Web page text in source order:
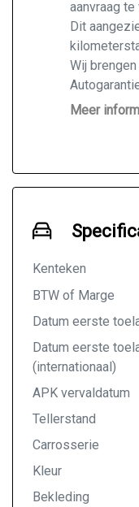
aanvraag te
Dit
Wij
Vraag ons
Meer
Kenteken
BTW of Marge
Datum eerste
Datum eerste
(internationaal)
APK vervaldatum
Tellerstand
Carrosserie
Kleur
Bekleding